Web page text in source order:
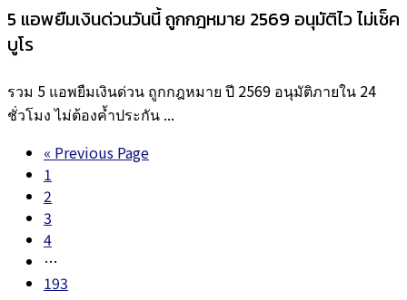
5 แอพยืมเงินด่วนวันนี้ ถูกกฎหมาย 2569 อนุมัติไว ไม่เช็ค
บูโร
รวม 5 แอพยืมเงินด่วน ถูกกฎหมาย ปี 2569 อนุมัติภายใน 24
ชั่วโมง ไม่ต้องค้ำประกัน ...
« Previous Page
1
2
3
4
…
193